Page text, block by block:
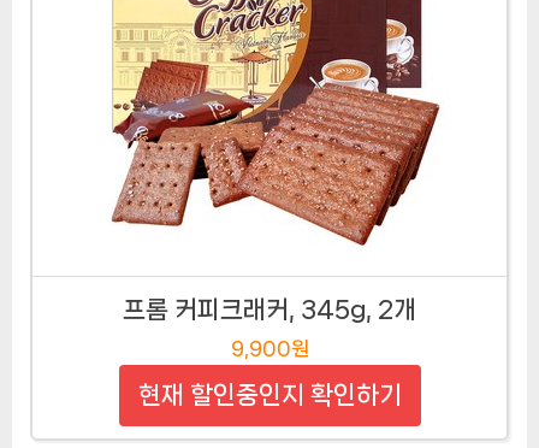
프롬 커피크래커, 345g, 2개
9,900원
현재 할인중인지 확인하기